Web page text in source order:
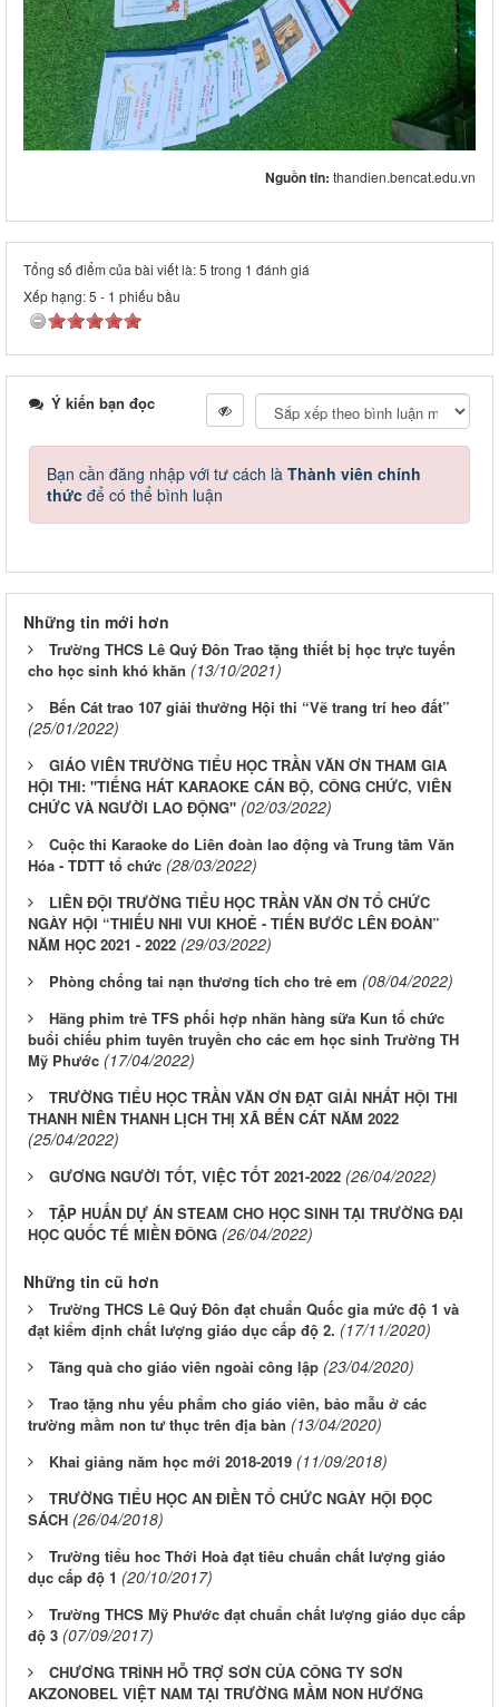
Nguồn tin: thandien.bencat.edu.vn
Tổng số điểm của bài viết là: 5 trong 1 đánh giá
Xếp hạng:5 - 1 phiếu bầu
Ý kiến bạn đọc
Bạn cần đăng nhập với tư cách là Thành viên chính
thức để có thể bình luận
Những tin mới hơn
Trường THCS Lê Quý Đôn Trao tặng thiết bị học trực tuyến
cho học sinh khó khăn (13/10/2021)
Bến Cát trao 107 giải thưởng Hội thi “Vẽ trang trí heo đất”
(25/01/2022)
GIÁO VIÊN TRƯỜNG TIỂU HỌC TRẦN VĂN ƠN THAM GIA
HỘI THI: "TIẾNG HÁT KARAOKE CÁN BỘ, CÔNG CHỨC, VIÊN
CHỨC VÀ NGƯỜI LAO ĐỘNG" (02/03/2022)
Cuộc thi Karaoke do Liên đoàn lao động và Trung tâm Văn
Hóa - TDTT tổ chức (28/03/2022)
LIÊN ĐỘI TRƯỜNG TIỂU HỌC TRẦN VĂN ƠN TỔ CHỨC
NGÀY HỘI “THIẾU NHI VUI KHOẺ - TIẾN BƯỚC LÊN ĐOÀN”
NĂM HỌC 2021 - 2022 (29/03/2022)
Phòng chống tai nạn thương tích cho trẻ em (08/04/2022)
Hãng phim trẻ TFS phối hợp nhãn hàng sữa Kun tổ chức
buổi chiếu phim tuyên truyền cho các em học sinh Trường TH
Mỹ Phước (17/04/2022)
TRƯỜNG TIỂU HỌC TRẦN VĂN ƠN ĐẠT GIẢI NHẤT HỘI THI
THANH NIÊN THANH LỊCH THỊ XÃ BẾN CÁT NĂM 2022
(25/04/2022)
GƯƠNG NGƯỜI TỐT, VIỆC TỐT 2021-2022 (26/04/2022)
TẬP HUẤN DỰ ÁN STEAM CHO HỌC SINH TẠI TRƯỜNG ĐẠI
HỌC QUỐC TẾ MIỀN ĐÔNG (26/04/2022)
Những tin cũ hơn
Trường THCS Lê Quý Đôn đạt chuẩn Quốc gia mức độ 1 và
đạt kiểm định chất lượng giáo dục cấp độ 2. (17/11/2020)
Tăng quà cho giáo viên ngoài công lập (23/04/2020)
Trao tặng nhu yếu phẩm cho giáo viên, bảo mẫu ở các
trường mầm non tư thục trên địa bàn (13/04/2020)
Khai giảng năm học mới 2018-2019 (11/09/2018)
TRƯỜNG TIỂU HỌC AN ĐIỀN TỔ CHỨC NGÀY HỘI ĐỌC
SÁCH (26/04/2018)
Trường tiểu hoc Thới Hoà đạt tiêu chuẩn chất lượng giáo
dục cấp độ 1 (20/10/2017)
Trường THCS Mỹ Phước đạt chuẩn chất lượng giáo dục cấp
độ 3 (07/09/2017)
CHƯƠNG TRÌNH HỖ TRỢ SƠN CỦA CÔNG TY SƠN
AKZONOBEL VIỆT NAM TẠI TRƯỜNG MẦM NON HƯỚNG